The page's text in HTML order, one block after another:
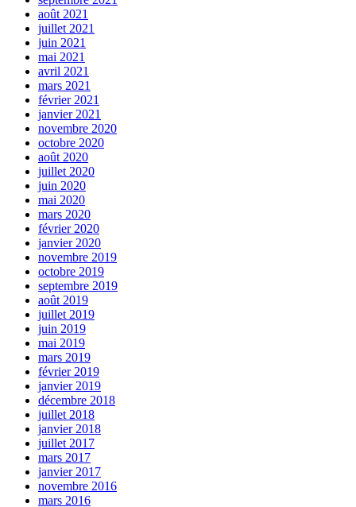
août 2021
juillet 2021
juin 2021
mai 2021
avril 2021
mars 2021
février 2021
janvier 2021
novembre 2020
octobre 2020
août 2020
juillet 2020
juin 2020
mai 2020
mars 2020
février 2020
janvier 2020
novembre 2019
octobre 2019
septembre 2019
août 2019
juillet 2019
juin 2019
mai 2019
mars 2019
février 2019
janvier 2019
décembre 2018
juillet 2018
janvier 2018
juillet 2017
mars 2017
janvier 2017
novembre 2016
mars 2016